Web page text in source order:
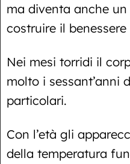
ma diventa anche
costruire il
Nei mesi torridi il
molto i sessant’anni
particolari.
Con l’età gli
della temperatura